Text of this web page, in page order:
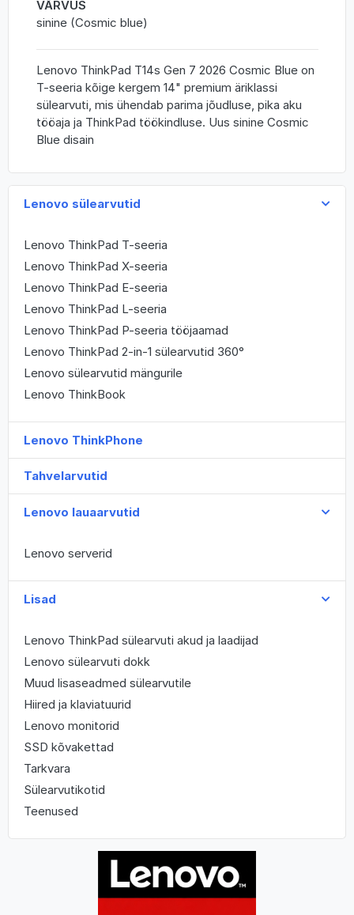
Lenovo sülearvutid
Lenovo ThinkPad T-seeria
Lenovo ThinkPad X-seeria
Lenovo ThinkPad E-seeria
Lenovo ThinkPad L-seeria
Lenovo ThinkPad P-seeria tööjaamad
Lenovo ThinkPad 2-in-1 sülearvutid 360°
Lenovo sülearvutid mängurile
Lenovo ThinkBook
Lenovo ThinkPhone
Tahvelarvutid
Lenovo lauaarvutid
Lenovo serverid
Lisad
Lenovo ThinkPad sülearvuti akud ja laadijad
Lenovo sülearvuti dokk
Muud lisaseadmed sülearvutile
Hiired ja klaviatuurid
Lenovo monitorid
SSD kõvakettad
Tarkvara
Sülearvutikotid
Teenused
VÄRVUS
sinine (Cosmic blue)
Lenovo ThinkPad T14s Gen 7 2026 Cosmic Blue on
T-seeria kõige kergem 14" premium äriklassi
sülearvuti, mis ühendab parima jõudluse, pika aku
tööaja ja ThinkPad töökindluse. Uus sinine Cosmic
Blue disain